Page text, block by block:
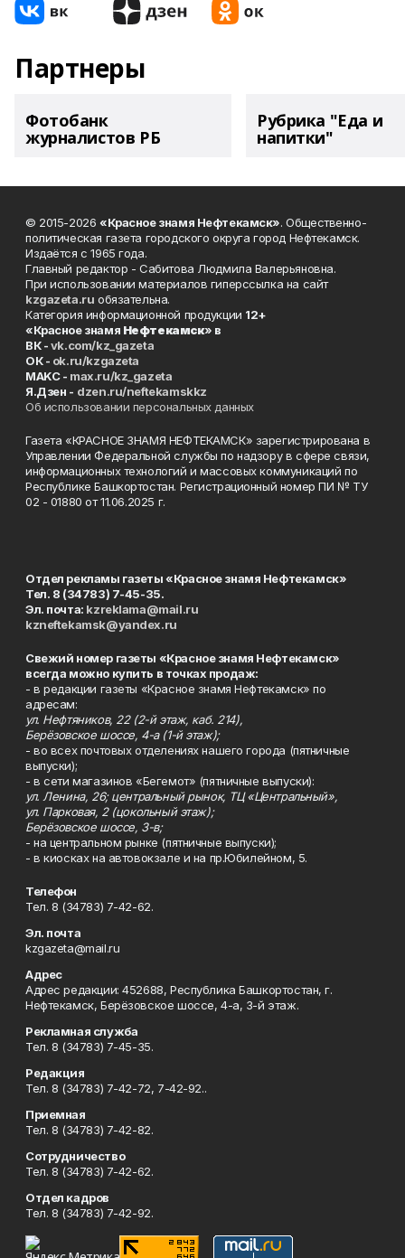
Партнеры
Фотобанк
журналистов РБ
Рубрика "Еда и
напитки"
© 2015-2026 «Красное знамя Нефтекамск». Общественно-
политическая газета городского округа город Нефтекамск.
Издаётся с 1965 года.
Главный редактор - Сабитова Людмила Валерьяновна.
При использовании материалов гиперссылка на сайт
kzgazeta.ru обязательна.
Категория информационной продукции 12+
«Красное знамя Нефтекамск» в
ВК -vk.com/kz_gazeta
ОК - ok.ru/kzgazeta
MAKC - max.ru/kz_gazeta
Я.Дзен - dzen.ru/neftekamskkz
Об использовании персональных данных
Газета «КРАСНОЕ ЗНАМЯ НЕФТЕКАМСК» зарегистрирована в
Управлении Федеральной службы по надзору в сфере связи,
информационных технологий и массовых коммуникаций по
Республике Башкортостан. Регистрационный номер ПИ № ТУ
02 - 01880 от 11.06.2025 г.
Отдел рекламы газеты «Красное знамя Нефтекамск»
Тел. 8 (34783) 7-45-35.
Эл. почта: kzreklama@mail.ru
kzneftekamsk@yandex.ru
Свежий номер газеты «Красное знамя Нефтекамск»
всегда можно купить в точках продаж:
- в редакции газеты «Красное знамя Нефтекамск» по
адресам:
ул. Нефтяников, 22 (2-й этаж, каб. 214),
Берёзовское шоссе, 4-а (1-й этаж);
- во всех почтовых отделениях нашего города (пятничные
выпуски);
- в сети магазинов «Бегемот» (пятничные выпуски):
ул. Ленина, 26; центральный рынок, ТЦ «Центральный»,
ул. Парковая, 2 (цокольный этаж);
Берёзовское шоссе, 3-в;
- на центральном рынке (пятничные выпуски);
- в киосках на автовокзале и на пр.Юбилейном, 5.
Телефон
Тел. 8 (34783) 7-42-62.
Эл. почта
kzgazeta@mail.ru
Адрес
Адрес редакции: 452688, Республика Башкортостан, г.
Нефтекамск, Берёзовское шоссе, 4-а, 3-й этаж.
Рекламная служба
Тел. 8 (34783) 7-45-35.
Редакция
Тел. 8 (34783) 7-42-72, 7-42-92..
Приемная
Тел. 8 (34783) 7-42-82.
Сотрудничество
Тел. 8 (34783) 7-42-62.
Отдел кадров
Тел. 8 (34783) 7-42-92.